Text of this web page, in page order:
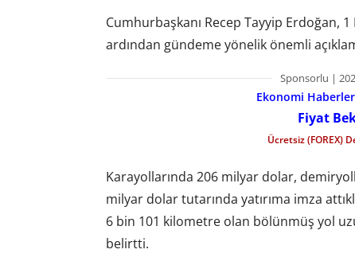
Cumhurbaşkanı Recep Tayyip Erdoğan,
ardından gündeme yönelik önemli
Sponsorlu |
Ekonomi
Fiyat
Ücretsiz (FOREX)
Karayollarında 206 milyar dolar,
milyar dolar tutarında yatırıma imza
6 bin 101 kilometre olan bölünmüş yol
belirtti.